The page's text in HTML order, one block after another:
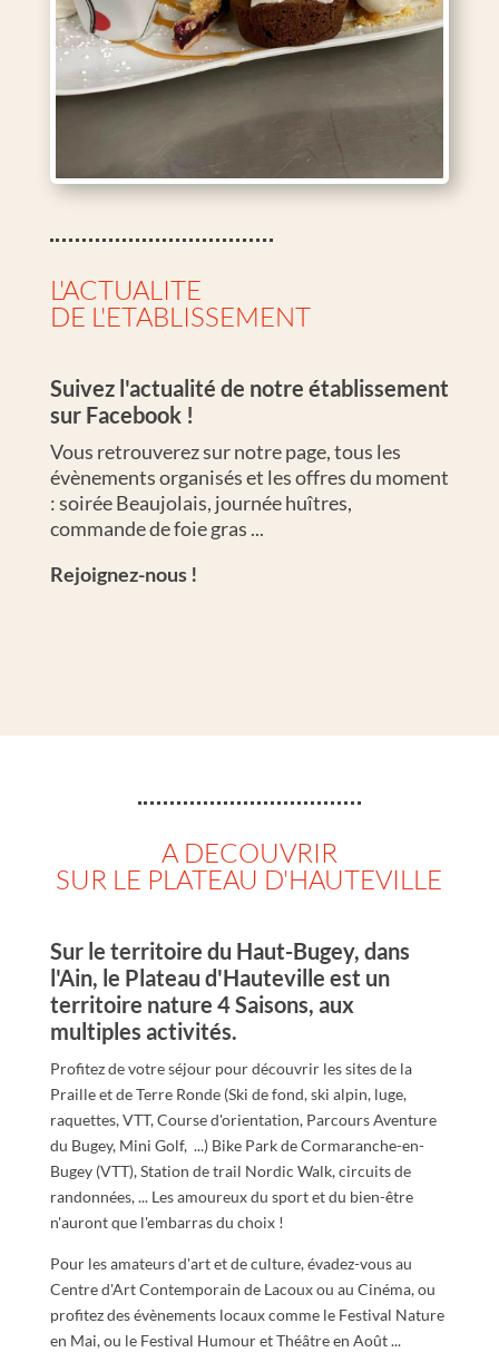
L'ACTUALITE
DE L'ETABLISSEMENT
Suivez l'actualité de notre établissement
sur Facebook !
Vous retrouverez sur notre page, tous les
évènements organisés et les offres du moment
: soirée Beaujolais, journée huîtres,
commande de foie gras ...
Rejoignez-nous !
A DECOUVRIR
SUR LE PLATEAU D'HAUTEVILLE
Sur le territoire du Haut-Bugey, dans
l'Ain, le Plateau d'Hauteville est un
territoire nature 4 Saisons, aux
multiples activités.
Profitez de votre séjour pour découvrir les sites de la
Praille et de Terre Ronde (Ski de fond, ski alpin, luge,
raquettes, VTT, Course d'orientation, Parcours Aventure
du Bugey, Mini Golf, ...) Bike Park de Cormaranche-en-
Bugey (VTT), Station de trail Nordic Walk, circuits de
randonnées, ... Les amoureux du sport et du bien-être
n'auront que l'embarras du choix !
Pour les amateurs d'art et de culture, évadez-vous au
Centre d'Art Contemporain de Lacoux ou au Cinéma, ou
profitez des évènements locaux comme le Festival Nature
en Mai, ou le Festival Humour et Théâtre en Août ...